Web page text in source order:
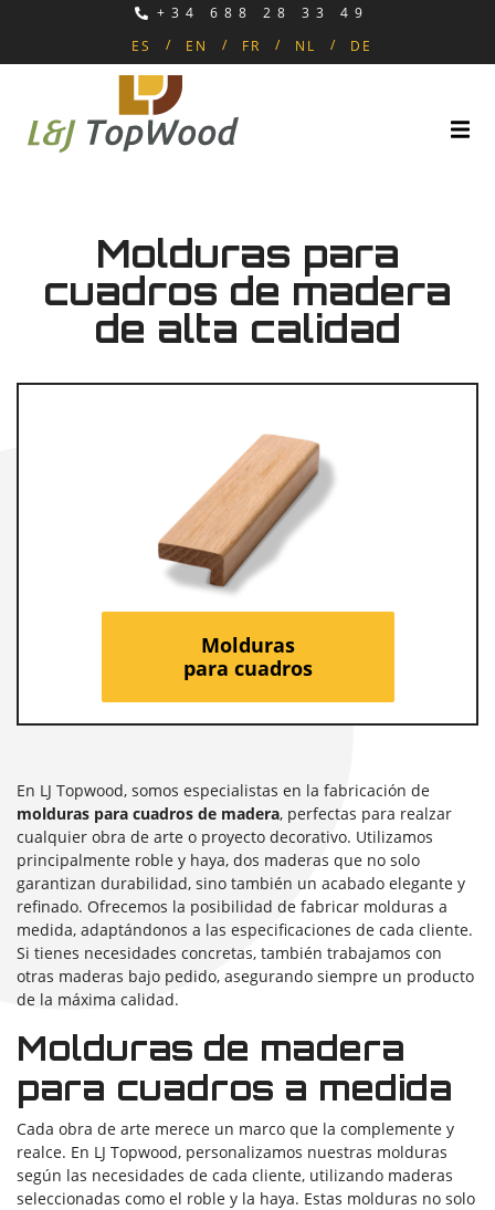
+34 688 28 33 49
ES
EN FR NL DE
Molduras para
cuadros de madera
de alta calidad
Molduras
para cuadros
En LJ Topwood, somos especialistas en la fabricación de
molduras para cuadros de madera, perfectas para realzar
cualquier obra de arte o proyecto decorativo. Utilizamos
principalmente roble y haya, dos maderas que no solo
garantizan durabilidad, sino también un acabado elegante y
refinado. Ofrecemos la posibilidad de fabricar molduras a
medida, adaptándonos a las especificaciones de cada cliente.
Si tienes necesidades concretas, también trabajamos con
otras maderas bajo pedido, asegurando siempre un producto
de la máxima calidad.
Molduras de madera
para cuadros a medida
Cada obra de arte merece un marco que la complemente y
realce. En LJ Topwood, personalizamos nuestras molduras
según las necesidades de cada cliente, utilizando maderas
seleccionadas como el roble y la haya. Estas molduras no solo